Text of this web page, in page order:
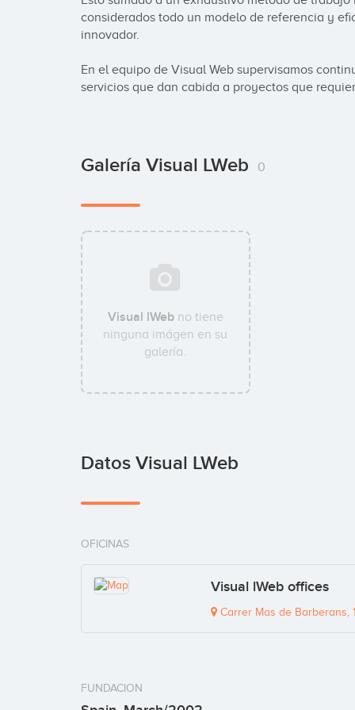
considerados todo un modelo de referencia y
innovador.
En el equipo de Visual Web supervisamos
servicios que dan cabida a proyectos que
Galería Visual LWeb 0
Visual lWebno tiene
ninguna imágen en su
galería.
Datos Visual LWeb
OFICINAS
Visual lWeb offices
Carrer Mas de Barberans,
FUNDACION